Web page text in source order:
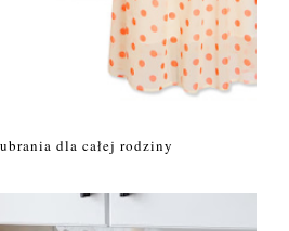
dla całej rodziny